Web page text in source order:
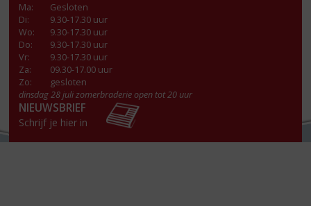
Ma:
Gesloten
Di:
9.30-17.30 uur
Wo:
9.30-17.30 uur
Do:
9.30-17.30 uur
Vr:
9.30-17.30 uur
Za:
09.30-17.00 uur
Zo:
gesloten
dinsdag 28 juli zomerbraderie open tot 20 uur
NIEUWSBRIEF
Schrijf je hier in